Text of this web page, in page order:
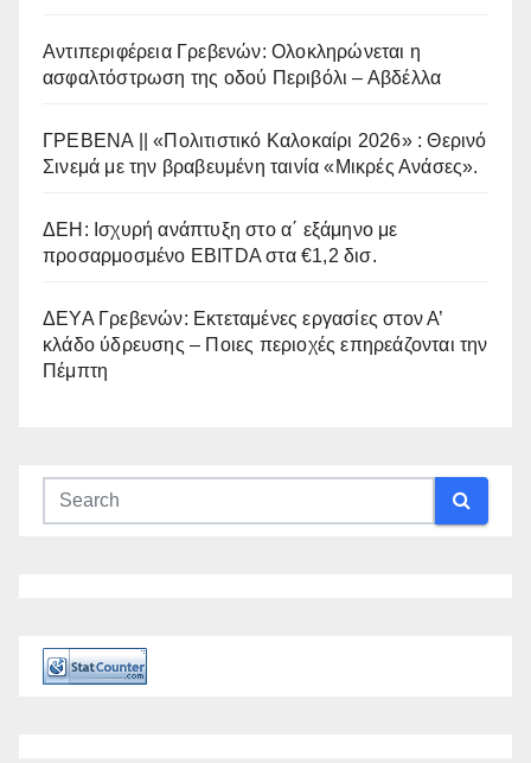
Αντιπεριφέρεια Γρεβενών: Ολοκληρώνεται η
ασφαλτόστρωση της οδού Περιβόλι – Αβδέλλα
ΓΡΕΒΕΝΑ || «Πολιτιστικό Καλοκαίρι 2026» : Θερινό
Σινεμά με την βραβευμένη ταινία «Μικρές Ανάσες».
ΔΕΗ: Ισχυρή ανάπτυξη στο α΄ εξάμηνο με
προσαρμοσμένο EBITDA στα €1,2 δισ.
ΔΕΥΑ Γρεβενών: Εκτεταμένες εργασίες στον Α’
κλάδο ύδρευσης – Ποιες περιοχές επηρεάζονται την
Πέμπτη